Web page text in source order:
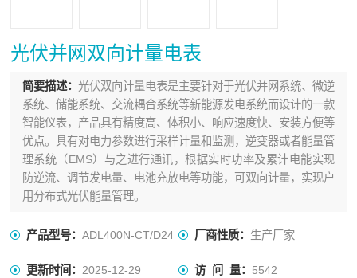
光伏并网双向计量电表
简要描述： 光伏双向计量电表是主要针对于光伏并网系统、微逆
系统、储能系统、交流耦合系统等新能源发电系统而设计的一款
智能仪表，产品具有精度高、体积小、响应速度快、安装方便等
优点。具有对电力参数进行采样计量和监测，逆变器或者能量管
理系统（EMS）与之进行通讯，根据实时功率及累计电能实现
防逆流、调节发电量、电池充放电等功能，可双向计量，实现户
用分布式光伏能量管理。
产品型号：ADL400N-CT/D24 厂商性质： 生产厂家
更新时间：2025-12-29 访 问 量： 5542